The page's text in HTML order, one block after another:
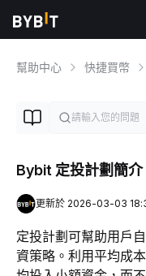
幫助中心 快捷買幣
Bybit 定投計劃簡介
更新於 2026-03-03
定投計劃可幫助用戶
資策略。利用平均成